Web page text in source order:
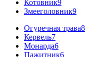
Котовник9
Змееголовник9
Огуречная трава8
Кервель7
Монарда6
Пажитник6